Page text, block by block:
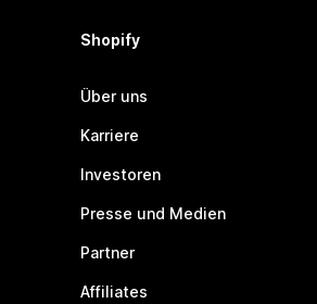
Shopify
Über uns
Karriere
Investoren
Presse und Medien
Partner
Affiliates